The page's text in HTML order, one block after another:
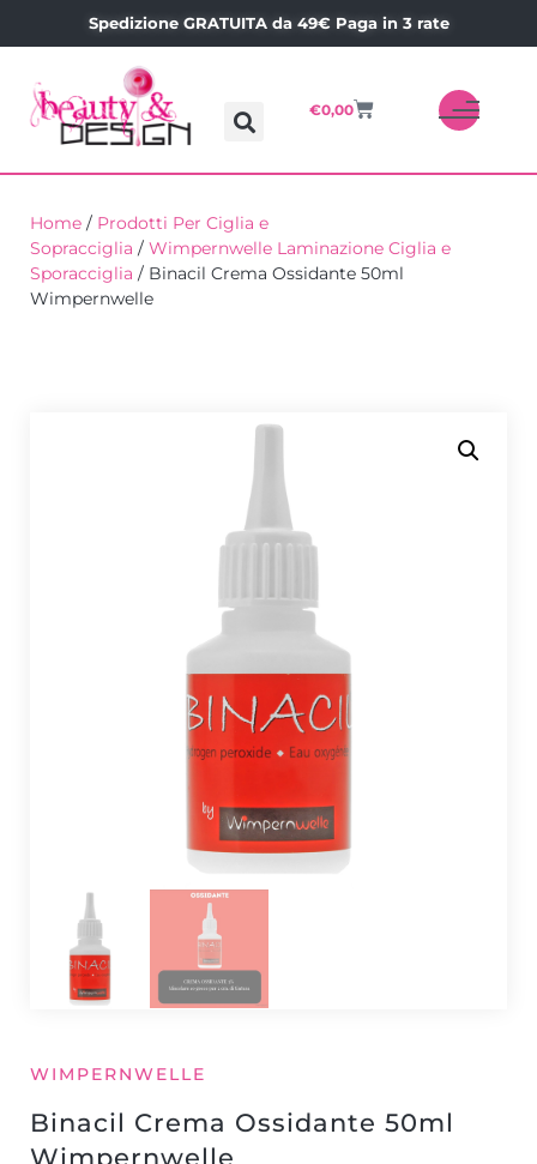
Spedizione GRATUITA da 49€ Paga in 3 rate
€0,00
Home / Prodotti Per Ciglia e
Sopracciglia / Wimpernwelle Laminazione Ciglia e
Sporacciglia / Binacil Crema Ossidante 50ml
Wimpernwelle
WIMPERNWELLE
Binacil Crema Ossidante 50ml
Wimpernwelle